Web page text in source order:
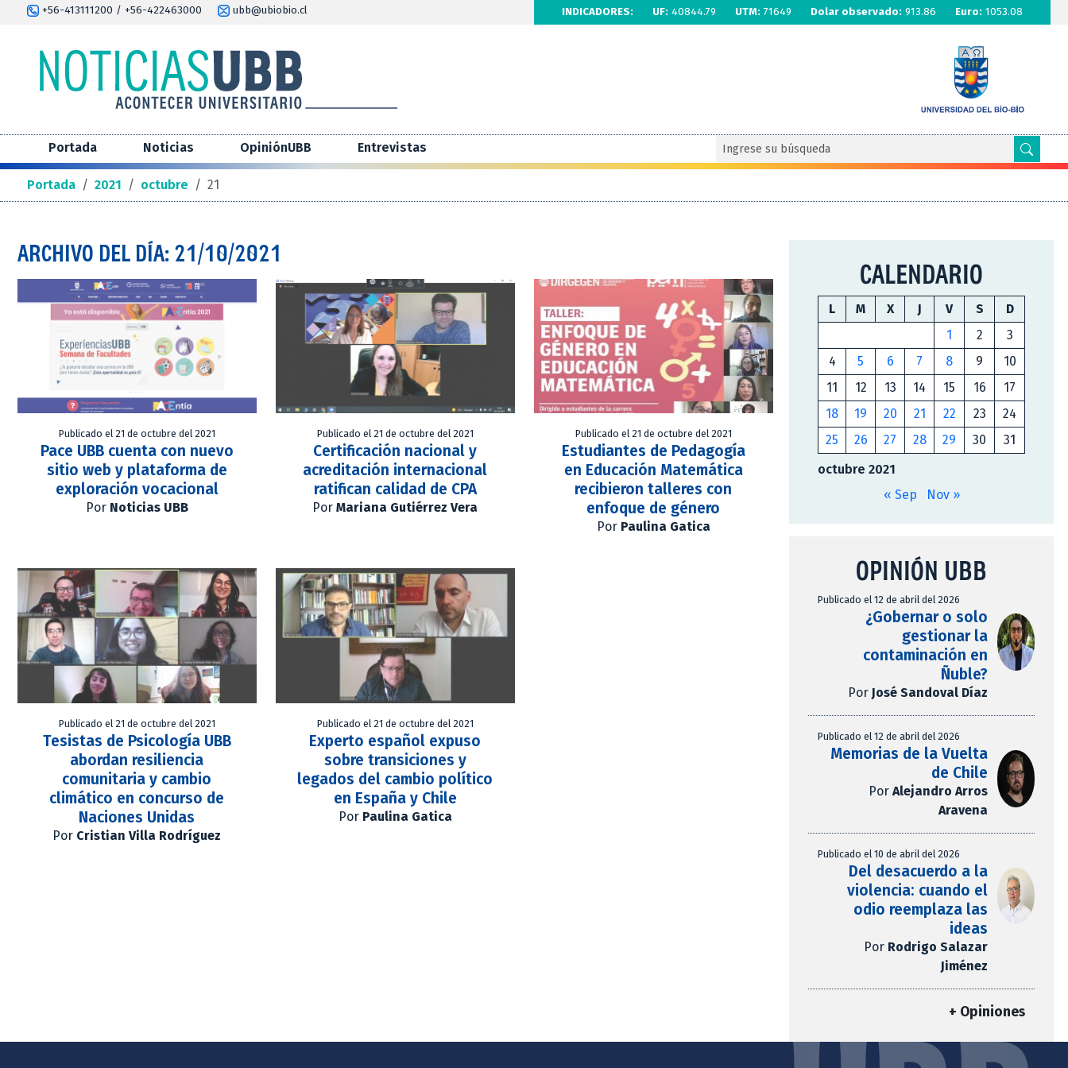
+56-413111200 / +56-422463000 ubb@ubiobio.cl INDICADORES: UF: 40844.79 UTM: 71649 Dolar observado: 913.86 Euro: 1053.08
Portada Noticias OpiniónUBB Entrevistas
Portada / 2021 / octubre / 21
ARCHIVO DEL DÍA: 21/10/2021
Publicado el 21 de octubre del 2021
Pace UBB cuenta con nuevo
sitio web y plataforma de
exploración vocacional
Por Noticias UBB
Publicado el 21 de octubre del 2021
Certificación nacional y
acreditación internacional
ratifican calidad de CPA
PorMariana Gutiérrez Vera
Publicado el 21 de octubre del 2021
Estudiantes de Pedagogía
en Educación Matemática
recibieron talleres con
enfoque de género
Por Paulina Gatica
Publicado el 21 de octubre del 2021
Tesistas de Psicología UBB
abordan resiliencia
comunitaria y cambio
climático en concurso de
Naciones Unidas
Por Cristian Villa Rodríguez
Publicado el 21 de octubre del 2021
Experto español expuso
sobre transiciones y
legados del cambio político
en España y Chile
Por Paulina Gatica
CALENDARIO
octubre 2021
L M X J V S
D
1
2
3
4
5 6 7 8 9
10
11
12 13 14 15 16
17
18
19 20 21 22 23
24
25
26 27 28 29 30 31
« Sep Nov »
OPINIÓN UBB
Publicado el 12 de abril del 2026
¿Gobernar o solo
gestionar la
contaminación en
Ñuble?
Por José Sandoval Díaz
Publicado el 12 de abril del 2026
Memorias de la Vuelta
de Chile
Por Alejandro Arros
Aravena
Publicado el 10 de abril del 2026
Del desacuerdo a la
violencia: cuando el
odio reemplaza las
ideas
Por Rodrigo Salazar
Jiménez
+ Opiniones